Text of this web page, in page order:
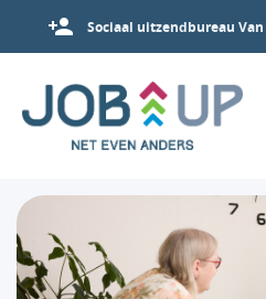
Sociaal uitzendbureau